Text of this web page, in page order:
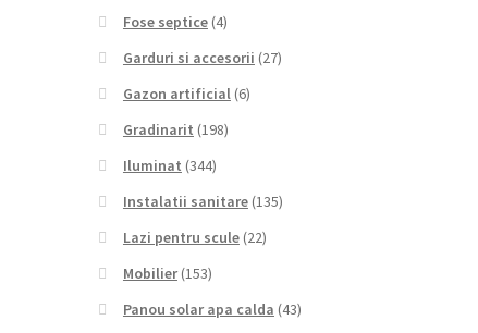
Fose septice (4)
Garduri si accesorii (27)
Gazon artificial (6)
Gradinarit (198)
Iluminat (344)
Instalatii sanitare (135)
Lazi pentru scule (22)
Mobilier (153)
Panou solar apa calda (43)